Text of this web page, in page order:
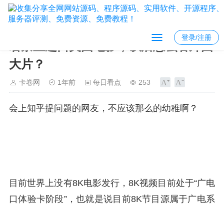
登录/注册
若禁止进口美国电影，以后怎么看外国
大片？
卡卷网 1年前 每日看点 253
会上知乎提问题的网友，不应该那么的幼稚啊？
目前世界上没有8K电影发行，8K视频目前处于“广电
口体验卡阶段”，也就是说目前8K节目源属于广电系